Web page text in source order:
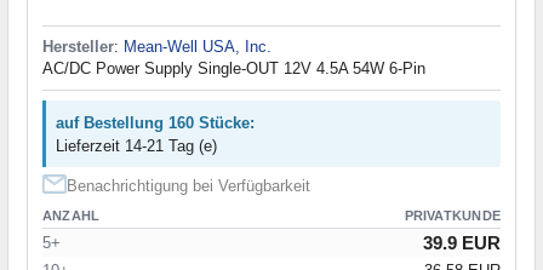
Hersteller: Mean-Well USA, Inc.
AC/DC Power Supply Single-OUT 12V 4.5A 54W 6-Pin
auf Bestellung 160 Stücke:
Lieferzeit 14-21 Tag (e)
Benachrichtigung bei Verfügbarkeit
ANZAHL PRIVATKUNDE
5+ 39.9 EUR